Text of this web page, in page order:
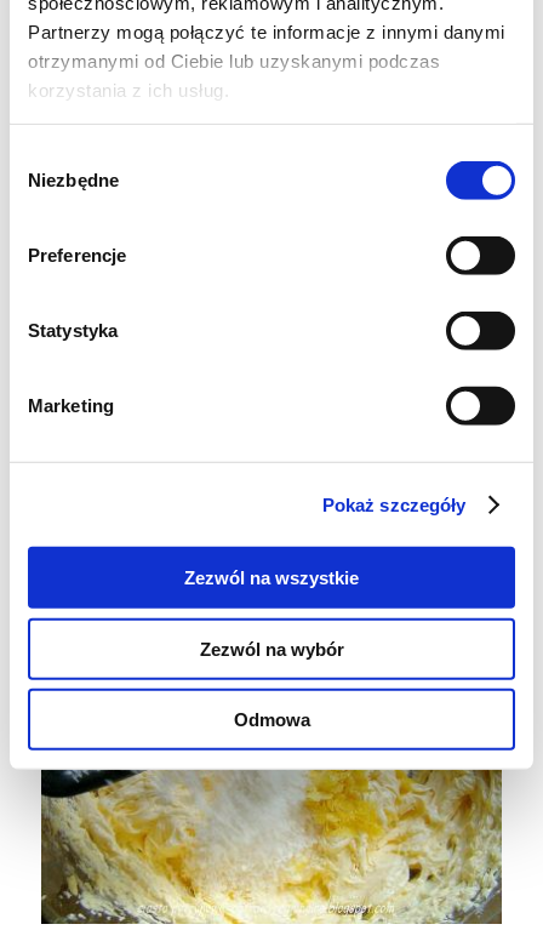
Partnerzy mogą połączyć te informacje z innymi danymi
otrzymanymi od Ciebie lub uzyskanymi podczas
korzystania z ich usług.
zgody
Niezbędne
Preferencje
Statystyka
Marketing
Pokaż szczegóły
Zezwól na wszystkie
Zezwól na wybór
Odmowa
skórkę z cytryny,
wiórki kokosowe